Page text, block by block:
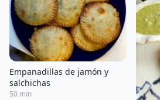
Empanadillas de jamón y
salchichas
50 min